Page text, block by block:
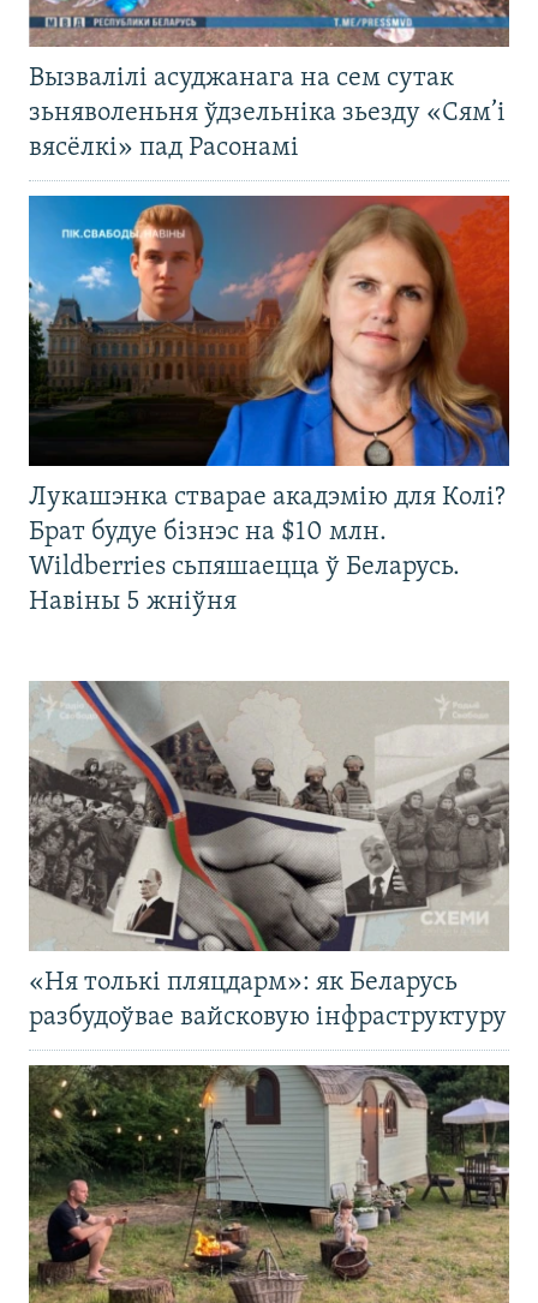
Вызвалілі асуджанага на сем сутак
зьняволеньня ўдзельніка зьезду «Сям’і
вясёлкі» пад Расонамі
Лукашэнка стварае акадэмію для Колі?
Брат будуе бізнэс на $10 млн.
Wildberries сьпяшаецца ў Беларусь.
Навіны 5 жніўня
«Ня толькі пляцдарм»: як Беларусь
разбудоўвае вайсковую інфраструктуру